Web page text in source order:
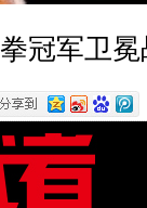
冠军卫